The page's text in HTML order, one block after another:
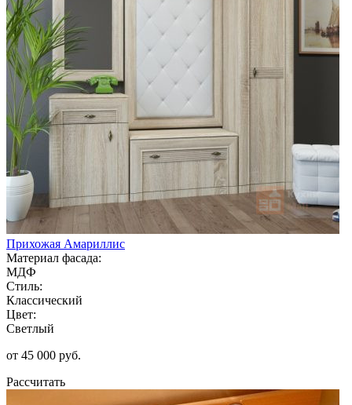
Прихожая Амариллис
Материал фасада:
МДФ
Стиль:
Классический
Цвет:
Светлый
от 45 000 руб.
Рассчитать